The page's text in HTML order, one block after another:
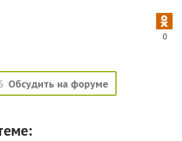
0
Обсудить на форуме